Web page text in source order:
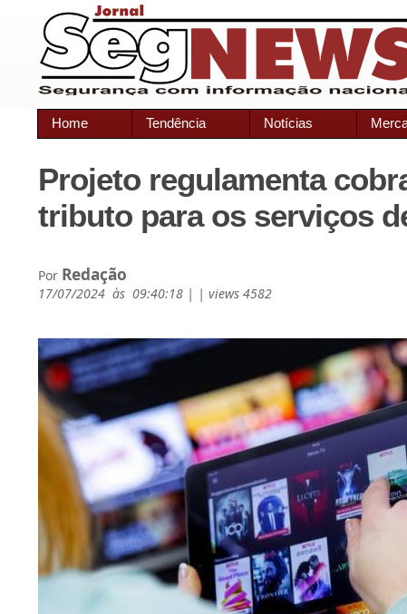
Home Tendência Notícias
Projeto regulamenta
tributo para os serviços
Por Redação
17/07/2024 às 09:40:18 | | views 4582